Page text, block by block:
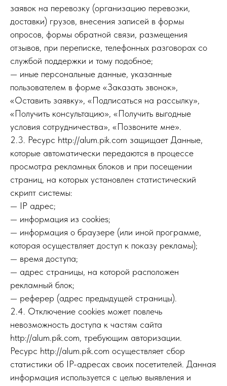
заявок на перевозку (организацию перевозки,
доставки) грузов, внесения записей в формы
опросов, формы обратной связи, размещения
отзывов, при переписке, телефонных разговорах со
службой поддержки и тому подобное;
— иные персональные данные, указанные
пользователем в форме «Заказать звонок»,
«Оставить заявку», «Подписаться на рассылку»,
«Получить консультацию», «Получить выгодные
условия сотрудничества», «Позвоните мне».
2.3. Ресурс http://alum.pik.com защищает Данные,
которые автоматически передаются в процессе
просмотра рекламных блоков и при посещении
страниц, на которых установлен статистический
скрипт системы:
— IP адрес;
— информация из cookies;
— информация о браузере (или иной программе,
которая осуществляет доступ к показу рекламы);
— время доступа;
— адрес страницы, на которой расположен
рекламный блок;
— реферер (адрес предыдущей страницы).
2.4. Отключение cookies может повлечь
невозможность доступа к частям сайта
http://alum.pik.com, требующим авторизации.
Ресурс http://alum.pik.com осуществляет сбор
статистики об IP-адресах своих посетителей. Данная
информация используется с целью выявления и